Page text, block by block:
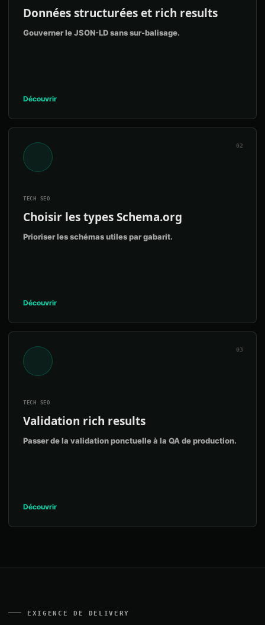
Données structurées et rich results
Gouverner le JSON-LD sans sur-balisage.
Découvrir
02
TECH SEO
Choisir les types Schema.org
Prioriser les schémas utiles par gabarit.
Découvrir
03
TECH SEO
Validation rich results
Passer de la validation ponctuelle à la QA de production.
Découvrir
EXIGENCE DE DELIVERY